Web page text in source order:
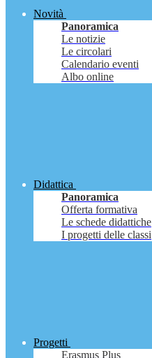
Novità
Panoramica
Le notizie
Le circolari
Calendario eventi
Albo online
Didattica
Panoramica
Offerta formativa
Le schede didattiche
I progetti delle classi
Progetti
Erasmus Plus